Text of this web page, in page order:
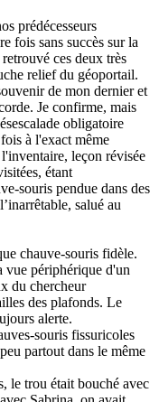
prédécesseurs
fois sans succès sur la
ces deux très
relief du géoportail.
de mon dernier et
Je confirme, mais
obligatoire
à l'exact même
leçon révisée
étant
souris pendue dans des
salué au
chauve-souris fidèle.
vue périphérique d'un
du chercheur
des plafonds. Le
alerte.
souris fissuricoles
partout dans le même
le trou était bouché avec